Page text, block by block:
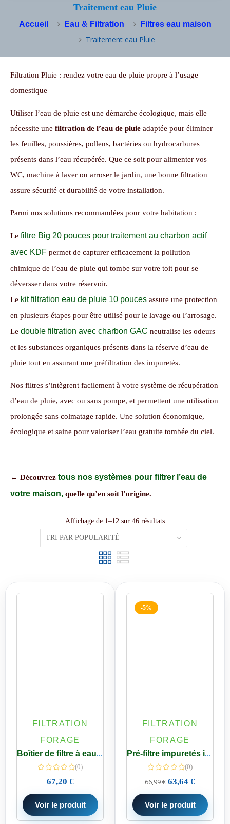
Traitement eau Pluie
Accueil Eau & Filtration Filtres eau maison
Traitement eau Pluie
Filtration Pluie : rendez votre eau de pluie propre à l’usage
domestique
Utiliser l’eau de pluie est une démarche écologique, mais elle
nécessite une filtration de l’eau de pluie adaptée pour éliminer
les feuilles, poussières, pollens, bactéries ou hydrocarbures
présents dans l’eau récupérée. Que ce soit pour alimenter vos
WC, machine à laver ou arroser le jardin, une bonne filtration
assure sécurité et durabilité de votre installation.
Parmi nos solutions recommandées pour votre habitation :
Le filtre Big 20 pouces pour traitement au charbon actif
avec KDF permet de capturer efficacement la pollution
chimique de l’eau de pluie qui tombe sur votre toit pour se
déversser dans votre réservoir.
Le kit filtration eau de pluie 10 pouces assure une protection
en plusieurs étapes pour être utilisé pour le lavage ou l’arrosage.
Le double filtration avec charbon GAC neutralise les odeurs
et les substances organiques présents dans la réserve d’eau de
pluie tout en assurant une préfiltration des impuretés.
Nos filtres s’intègrent facilement à votre système de récupération
d’eau de pluie, avec ou sans pompe, et permettent une utilisation
prolongée sans colmatage rapide. Une solution économique,
écologique et saine pour valoriser l’eau gratuite tombée du ciel.
← Découvrez tous nos systèmes pour filtrer l’eau de
votre maison, quelle qu’en soit l’origine.
Affichage de 1–12 sur 46 résultats
FILTRATION
FORAGE
Boîtier de filtre à eau Big 10 pouces E/S 1 pouce 26/34
(0)
67,20 €
Voir le produit
-5%
FILTRATION
FORAGE
Pré-filtre impuretés iSpring auto-nettoyant Réutilisable 50 Microns 360°
(0)
66,99€ 63,64 €
Voir le produit